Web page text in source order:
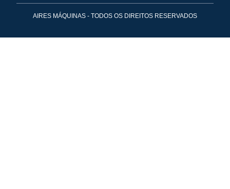
AIRES MÁQUINAS - TODOS OS DIREITOS RESERVADOS